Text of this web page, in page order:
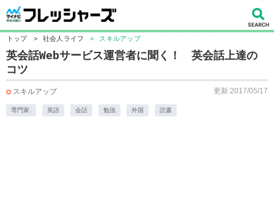
トップ > 社会人ライフ > スキルアップ
英会話Webサービス運営者に聞く！ 英会話上達の
コツ
スキルアップ 更新:2017/05/17
専門家. 英語 会話 勉強 外国 読書